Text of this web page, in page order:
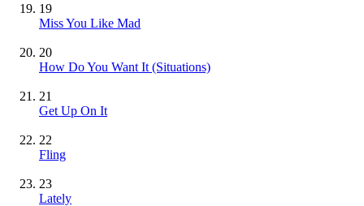
19
Miss You Like Mad
20
How Do You Want It (Situations)
21
Get Up On It
22
Fling
23
Lately